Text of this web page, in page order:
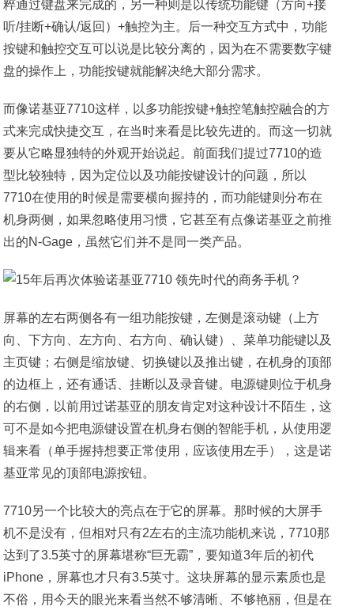
粹通过键盘来完成的，另一种则是以传统功能键（方向+接
听/挂断+确认/返回）+触控为主。后一种交互方式中，功能
按键和触控交互可以说是比较分离的，因为在不需要数字键
盘的操作上，功能按键就能解决绝大部分需求。
而像诺基亚7710这样，以多功能按键+触控笔触控融合的方
式来完成快捷交互，在当时来看是比较先进的。而这一切就
要从它略显独特的外观开始说起。前面我们提过7710的造
型比较独特，因为定位以及功能按键设计的问题，所以
7710在使用的时候是需要横向握持的，而功能键则分布在
机身两侧，如果忽略使用习惯，它甚至有点像诺基亚之前推
出的N-Gage，虽然它们并不是同一类产品。
屏幕的左右两侧各有一组功能按键，左侧是滚动键（上方
向、下方向、左方向、右方向、确认键）、菜单功能键以及
主页键；右侧是缩放键、切换键以及推出键，在机身的顶部
的边框上，还有通话、挂断以及录音键。电源键则位于机身
的右侧，以前用过诺基亚的朋友肯定对这种设计不陌生，这
可不是如今把电源键设置在机身右侧的智能手机，从使用逻
辑来看（单手握持想要正常使用，应该使用左手），这是诺
基亚常见的顶部电源按钮。
7710另一个比较大的亮点在于它的屏幕。那时候的大屏手
机不是没有，但相对只有2左右的主流功能机来说，7710那
达到了3.5英寸的屏幕堪称“巨无霸”，要知道3年后的初代
iPhone，屏幕也才只有3.5英寸。这块屏幕的显示素质也是
不俗，用今天的眼光来看当然不够清晰、不够艳丽，但是在